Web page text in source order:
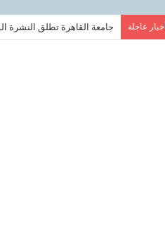
أخبار عاجلة جامعة القاهرة تطلق النشرة